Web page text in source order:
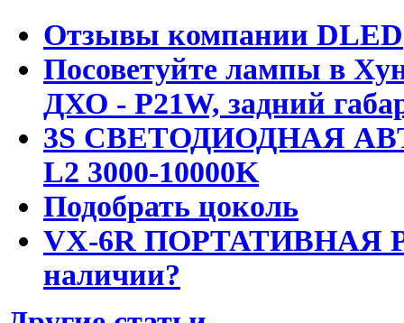
Отзывы компании DLED
Посоветуйте лампы в
ДХО - P21W, задний
3S СВЕТОДИОДНАЯ
L2 3000-10000K
Подобрать цоколь
VX-6R ПОРТАТИВНАЯ
наличии?